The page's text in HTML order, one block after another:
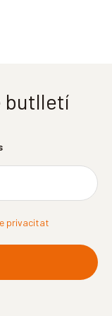
butlletí
privacitat